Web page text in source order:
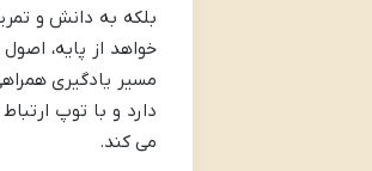
بلکه به دانش و
خواهد از پایه،
مسیر یادگیری
دارد و با توپ
می کند.